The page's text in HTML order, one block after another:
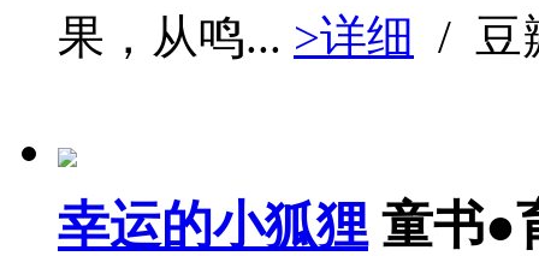
果，从鸣... >详细 / 豆
幸运的小狐狸 童书●